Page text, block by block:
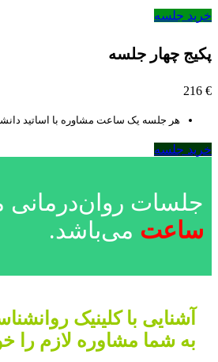
خرید جلسه
پکیج چهار جلسه
€
216
هر جلسه یک ساعت مشاوره با اساتید
خرید جلسه
جلسات روان‌درمانی
ساعت می‌باشد.
آشنایی با کلینیک
به شما مشاوره لازم را